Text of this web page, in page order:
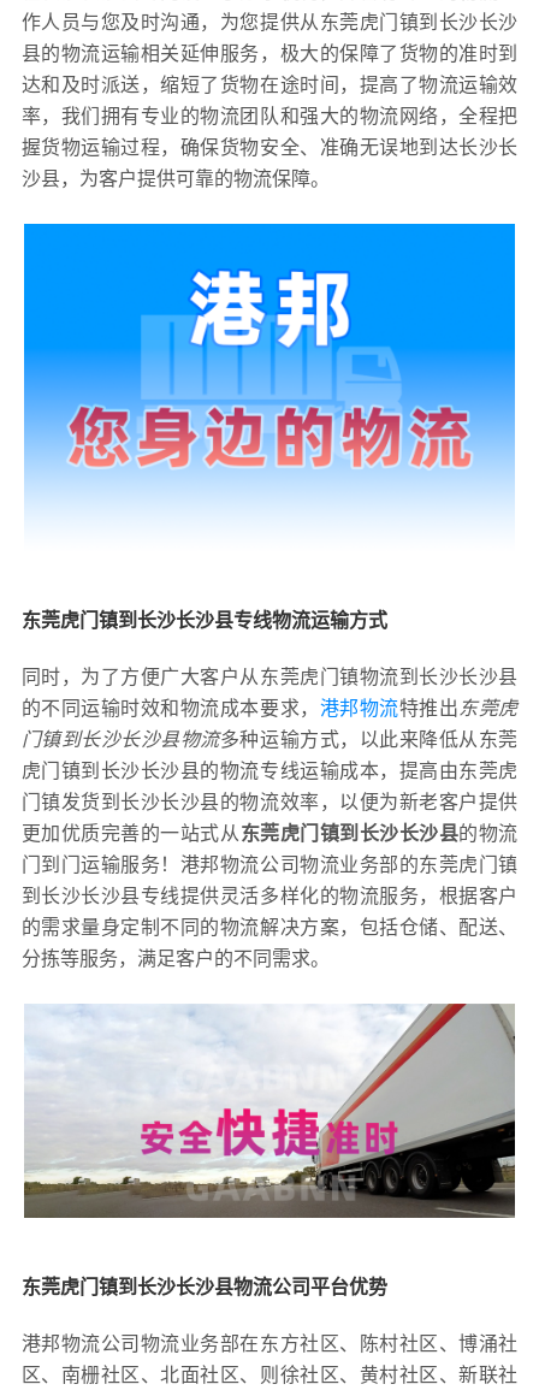
作人员与您及时沟通，为您提供从东莞虎门镇到长沙长沙
县的物流运输相关延伸服务，极大的保障了货物的准时到
达和及时派送，缩短了货物在途时间，提高了物流运输效
率，我们拥有专业的物流团队和强大的物流网络，全程把
握货物运输过程，确保货物安全、准确无误地到达长沙长
沙县，为客户提供可靠的物流保障。
东莞虎门镇到长沙长沙县专线物流运输方式
同时，为了方便广大客户从东莞虎门镇物流到长沙长沙县
的不同运输时效和物流成本要求， 港邦物流特推出东莞虎
门镇到长沙长沙县物流多种运输方式，以此来降低从东莞
虎门镇到长沙长沙县的物流专线运输成本，提高由东莞虎
门镇发货到长沙长沙县的物流效率，以便为新老客户提供
更加优质完善的一站式从 东莞虎门镇到长沙长沙县的物流
门到门运输服务！港邦物流公司物流业务部的东莞虎门镇
到长沙长沙县专线提供灵活多样化的物流服务，根据客户
的需求量身定制不同的物流解决方案，包括仓储、配送、
分拣等服务，满足客户的不同需求。
东莞虎门镇到长沙长沙县物流公司平台优势
港邦物流公司物流业务部在东方社区、陈村社区、博涌社
区、南栅社区、北面社区、则徐社区、黄村社区、新联社